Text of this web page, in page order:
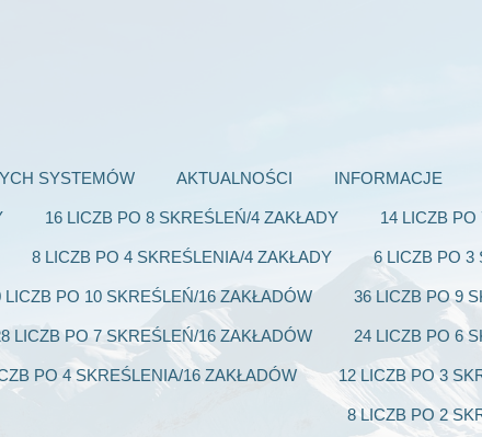
SYSTEMÓW AKTUALNOŚCI INFORMACJE
16 LICZB PO 8 SKREŚLEŃ/4 ZAKŁADY 14 LICZB
8 LICZB PO 4 SKREŚLENIA/4 ZAKŁADY 6 LICZB PO 3
LICZB PO 10 SKREŚLEŃ/16 ZAKŁADÓW 36 LICZB PO 9
LICZB PO 7 SKREŚLEŃ/16 ZAKŁADÓW 24 LICZB PO 6
PO 4 SKREŚLENIA/16 ZAKŁADÓW 12 LICZB PO 3
8 LICZB PO 2